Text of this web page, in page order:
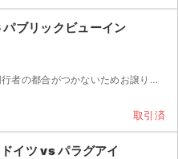
ブリックビューイン
[詳細] エリア 大人 ペアチケット 同行者の都合がつかないためお譲りします。電子チケットを分配...
取引済
イツ vs パラグアイ